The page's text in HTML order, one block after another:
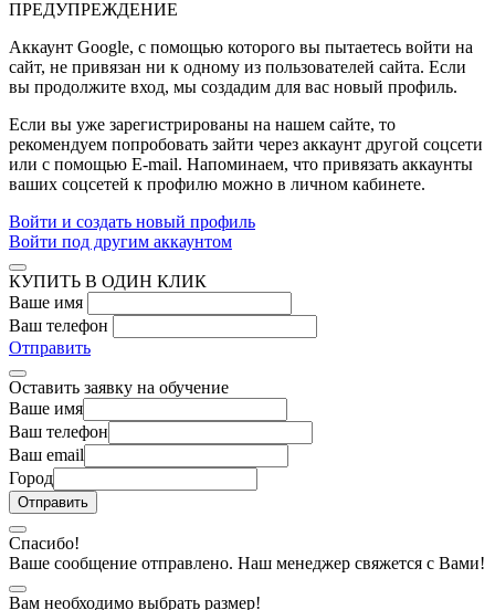
ПРЕДУПРЕЖДЕНИЕ
Аккаунт Google, с помощью которого вы пытаетесь войти на
сайт, не привязан ни к одному из пользователей сайта. Если
вы продолжите вход, мы создадим для вас новый профиль.
Если вы уже зарегистрированы на нашем сайте, то
рекомендуем попробовать зайти через аккаунт другой соцсети
или с помощью E-mail. Напоминаем, что привязать аккаунты
ваших соцсетей к профилю можно в личном кабинете.
Войти и создать новый профиль
Войти под другим аккаунтом
КУПИТЬ В ОДИН КЛИК
Ваше имя
Ваш телефон
Отправить
Оставить заявку на обучение
Ваше имя
Ваш телефон
Ваш email
Город
Спасибо!
Ваше сообщение отправлено. Наш менеджер свяжется с Вами!
Вам необходимо выбрать размер!